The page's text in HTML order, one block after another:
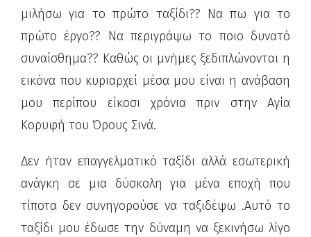
μιλήσω για το πρώτο ταξίδι?? Να πω για το
πρώτο έργο?? Να περιγράψω το ποιο δυνατό
συναίσθημα?? Καθώς οι μνήμες ξεδιπλώνονται η
εικόνα που κυριαρχεί μέσα μου είναι η ανάβαση
μου περίπου είκοσι χρόνια πριν στην Αγία
Κορυφή του Όρους Σινά.
Δεν ήταν επαγγελματικό ταξίδι αλλά εσωτερική
ανάγκη σε μια δύσκολη για μένα εποχή που
τίποτα δεν συνηγορούσε να ταξιδέψω .Αυτό το
ταξίδι μου έδωσε την δύναμη να ξεκινήσω λίγο